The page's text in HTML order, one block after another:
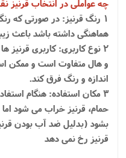
چه عواملی در انتخاب قرنیز
1 رنگ قرنیز: در صورتی که
هماهنگی داشته باشد باعث
2 نوع کاربری: کاربری
و هال متفاوت است و ممکن
اندازه و رنگ فرق کند.
3 مکان استفاده: هنگام
حمام، قرنیز خراب می شود
بشود (بدلیل ضد آب بودن
قرنیز رخ نمی دهد